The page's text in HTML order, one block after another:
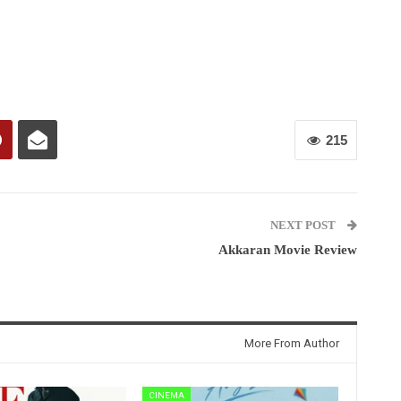
215
NEXT POST
Akkaran Movie Review
More From Author
CINEMA